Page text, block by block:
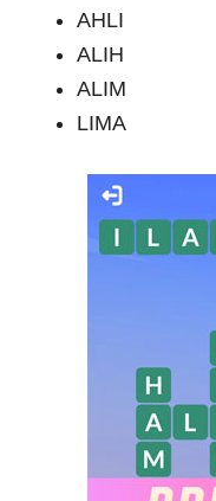
AHLI
ALIH
ALIM
LIMA